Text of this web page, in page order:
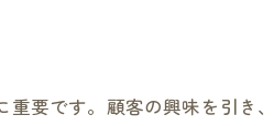
要です。顧客の興味を引き